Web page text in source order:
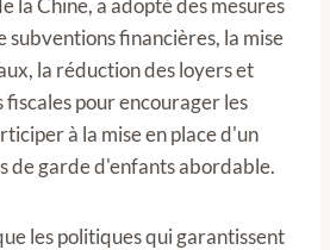
la Chine, a adopté des mesures
subventions financières, la mise
la réduction des loyers et
pour encourager les
à la mise en place d'un
de garde d'enfants abordable.
les politiques qui garantissent